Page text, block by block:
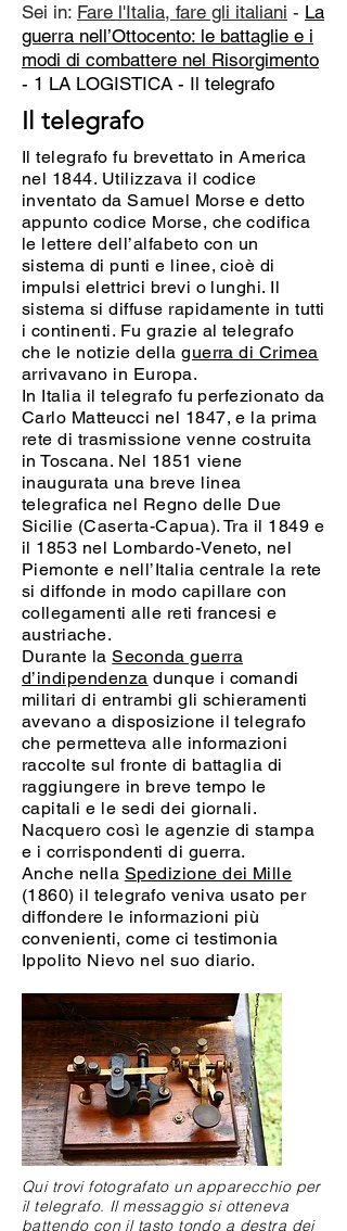
Sei in: Fare l'Italia, fare gli italiani - La
guerra nell’Ottocento: le battaglie e i
modi di combattere nel Risorgimento
- 1 LA LOGISTICA - Il telegrafo
Il telegrafo
Il telegrafo fu brevettato in America
nel 1844. Utilizzava il codice
inventato da Samuel Morse e detto
appunto codice Morse, che codifica
le lettere dell’alfabeto con un
sistema di punti e linee, cioè di
impulsi elettrici brevi o lunghi. Il
sistema si diffuse rapidamente in tutti
i continenti. Fu grazie al telegrafo
che le notizie dellaguerra di Crimea
arrivavano in Europa.
In Italia il telegrafo fu perfezionato da
Carlo Matteucci nel 1847, e la prima
rete di trasmissione venne costruita
in Toscana. Nel 1851 viene
inaugurata una breve linea
telegrafica nel Regno delle Due
Sicilie (Caserta-Capua). Tra il 1849 e
il 1853 nel Lombardo-Veneto, nel
Piemonte e nell’Italia centrale la rete
si diffonde in modo capillare con
collegamenti alle reti francesi e
austriache.
Durante laSeconda guerra
d’indipendenza dunque i comandi
militari di entrambi gli schieramenti
avevano a disposizione il telegrafo
che permetteva alle informazioni
raccolte sul fronte di battaglia di
raggiungere in breve tempo le
capitali e le sedi dei giornali.
Nacquero così le agenzie di stampa
e i corrispondenti di guerra.
Anche nella Spedizione dei Mille
(1860) il telegrafo veniva usato per
diffondere le informazioni più
convenienti, come ci testimonia
Ippolito Nievo nel suo diario.
Qui trovi fotografato un apparecchio per
il telegrafo. Il messaggio si otteneva
battendo con il tasto tondo a destra dei